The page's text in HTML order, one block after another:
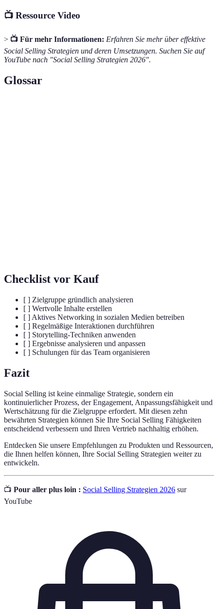
📺 Ressource Video
> 📺 Für mehr Informationen: Erfahren Sie mehr über effektive
Social Selling Strategien und deren Umsetzungen. Suchen Sie auf
YouTube nach "Social Selling Strategien 2026".
Glossar
Checklist vor Kauf
[ ] Zielgruppe gründlich analysieren
[ ] Wertvolle Inhalte erstellen
[ ] Aktives Networking in sozialen Medien betreiben
[ ] Regelmäßige Interaktionen durchführen
[ ] Storytelling-Techniken anwenden
[ ] Ergebnisse analysieren und anpassen
[ ] Schulungen für das Team organisieren
Fazit
Social Selling ist keine einmalige Strategie, sondern ein
kontinuierlicher Prozess, der Engagement, Anpassungsfähigkeit und
Wertschätzung für die Zielgruppe erfordert. Mit diesen zehn
bewährten Strategien können Sie Ihre Social Selling Fähigkeiten
entscheidend verbessern und Ihren Vertrieb nachhaltig erhöhen.
Entdecken Sie unsere Empfehlungen zu Produkten und Ressourcen,
die Ihnen helfen können, Ihre Social Selling Strategien weiter zu
entwickeln.
📺 Pour aller plus loin : Social Selling Strategien 2026 sur
YouTube